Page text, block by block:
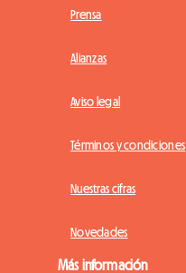
Prensa
Alianzas
Aviso legal
Términos y condiciones
Nuestras cifras
Novedades
Más información